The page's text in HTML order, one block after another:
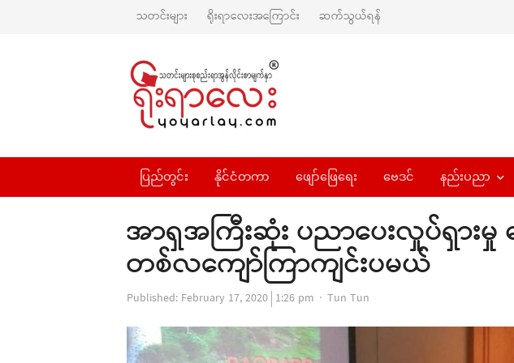
သတင်းများ ရိုးရာလေးအကြောင်း ဆက်သွယ်ရန်
ပြည်တွင်း နိုင်ငံတကာ ဖျော်ဖြေရေး ဗေဒင် နည်းပညာ
အာရှအကြီးဆုံး ပညာပေးလှုပ်ရှား
တစ်လကျော်ကြာကျင်းပမယ်
Published: February 17, 2020 1:26 pm Author
Tun Tun